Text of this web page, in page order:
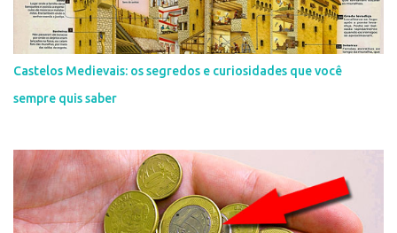
Castelos Medievais: os segredos e curiosidades que você
sempre quis saber